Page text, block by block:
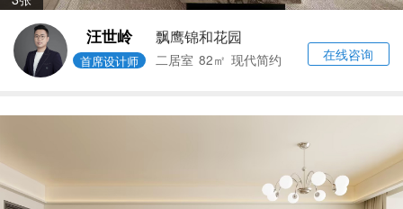
汪世岭
首席设计师
飘鹰锦和花园
二居室 82㎡ 现代简约 在线咨询